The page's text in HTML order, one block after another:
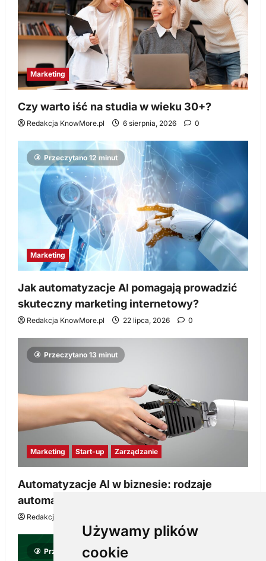
Używamy plików
cookie
Marketing
Czy warto iść na studia w wieku 30+?
Redakcja KnowMore.pl 6 sierpnia, 2026 0
Przeczytano 12 minut
Marketing
Jak automatyzacje AI pomagają prowadzić
skuteczny marketing internetowy?
Redakcja KnowMore.pl 22 lipca, 2026 0
Przeczytano 13 minut
Marketing Start-up Zarządzanie
Automatyzacje AI w biznesie: rodzaje
automatyzacji i korzyści dla Twojej firmy
Redakcja KnowMore.pl
Przeczytano 8 minut